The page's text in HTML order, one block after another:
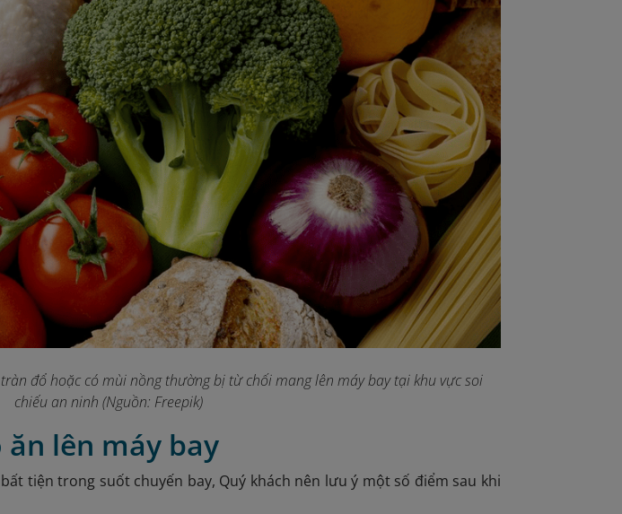
đổ hoặc có mùi nồng thường bị từ chối mang lên máy bay tại khu vực soi
chiếu an ninh (Nguồn: Freepik)
lên máy bay
tiện trong suốt chuyến bay, Quý khách nên lưu ý một số điểm sau khi